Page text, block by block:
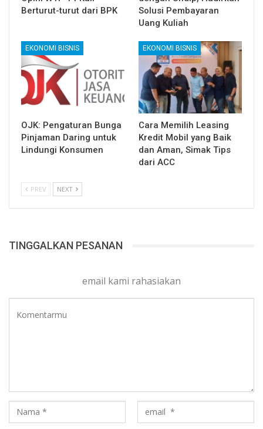
Berturut-turut dari BPK
Solusi Pembayaran
Uang Kuliah
EKONOMI BISNIS
OJK: Pengaturan Bunga
Pinjaman Daring untuk
Lindungi Konsumen
EKONOMI BISNIS
Cara Memilih Leasing
Kredit Mobil yang Baik
dan Aman, Simak Tips
dari ACC
PREV NEXT
TINGGALKAN PESANAN
email kami rahasiakan